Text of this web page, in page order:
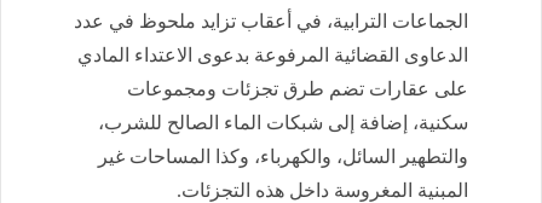
الجماعات الترابية، في أعقاب تزايد ملحوظ في عدد
الدعاوى القضائية المرفوعة بدعوى الاعتداء المادي
على عقارات تضم طرق تجزئات ومجموعات
سكنية، إضافة إلى شبكات الماء الصالح للشرب،
والتطهير السائل، والكهرباء، وكذا المساحات غير
المبنية المغروسة داخل هذه التجزئات.